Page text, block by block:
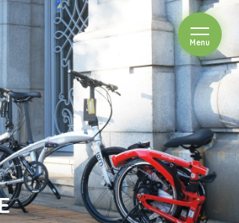
ナカゴヤ
Menuを開閉